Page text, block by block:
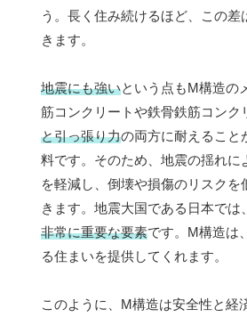
う。長く住み続けるほど、この差
きます。
地震にも強いという点もM構造の
筋コンクリートや鉄骨鉄筋コンク
と引っ張り力の両方に耐えること
料です。そのため、地震の揺れに
を軽減し、倒壊や損傷のリスクを
きます。地震大国である日本では、
非常に重要な要素です。M構造は
る住まいを提供してくれます。
このように、M構造は安全性と経